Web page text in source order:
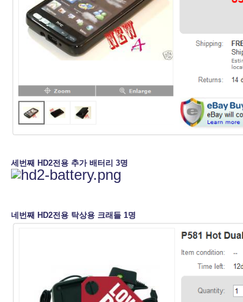
세번째 HD2전용 추가 배터리 3명
네번째 HD2전용 탁상용 크래들 1명